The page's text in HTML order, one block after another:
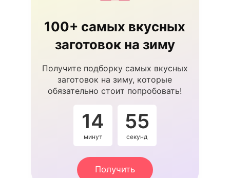
100+ самых вкусных
заготовок на зиму
Получите подборку самых вкусных
заготовок на зиму, которые
обязательно стоит попробовать!
14
минут
54
секунды
Получить